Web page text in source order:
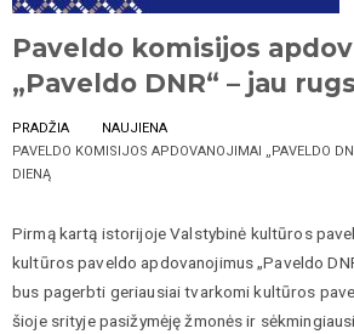
Paveldo komisijos
„Paveldo DNR“ – jau
PRADŽIA
NAUJIENA
PAVELDO KOMISIJOS APDOVANOJIMAI „PAVELDO
DIENĄ
Pirmą kartą istorijoje Valstybinė kultūros
kultūros paveldo apdovanojimus „Paveldo
bus pagerbti geriausiai tvarkomi kultūros
šioje srityje pasižymėję žmonės ir